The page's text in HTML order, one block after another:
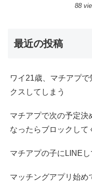
88
最近の投稿
ワイ21歳、マチアプ
クスしてしまう
マチアプで次の予定決
なったらブロックして
マチアプの子にLINE
マッチングアプリ始め